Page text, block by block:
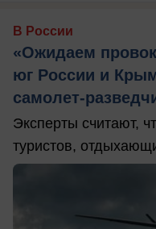
В России
«Ожидаем
юг России и
самолет-
Эксперты считают,
туристов,